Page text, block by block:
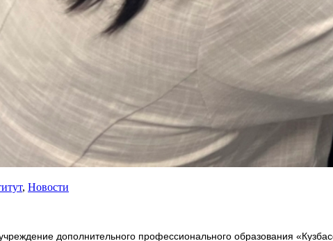
, Новости
дополнительного профессионального образования